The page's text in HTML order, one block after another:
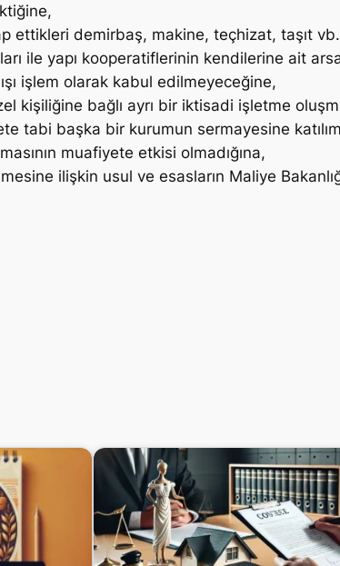
demirbaş, makine, teçhizat, taşıt vb.
ile yapı kooperatiflerinin kendilerine ait
işlem olarak kabul edilmeyeceğine,
kişiliğine bağlı ayrı bir iktisadi işletme
tabi başka bir kurumun sermayesine
muafiyete etkisi olmadığına,
ilişkin usul ve esasların Maliye